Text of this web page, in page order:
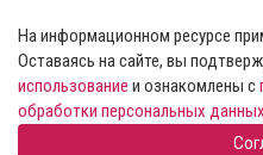
На информационном ресурсе
Оставаясь на сайте, вы
использование и ознакомлены с
обработки персональных данных